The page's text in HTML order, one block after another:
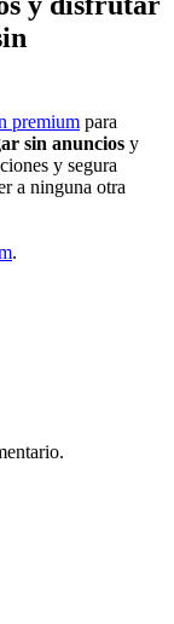
premium para
sin anuncios y
y segura
a ninguna otra
.